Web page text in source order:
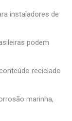
instaladores de
podem
reciclado
marinha,